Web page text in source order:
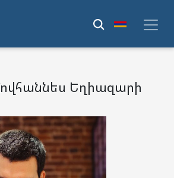
Եղիազարի